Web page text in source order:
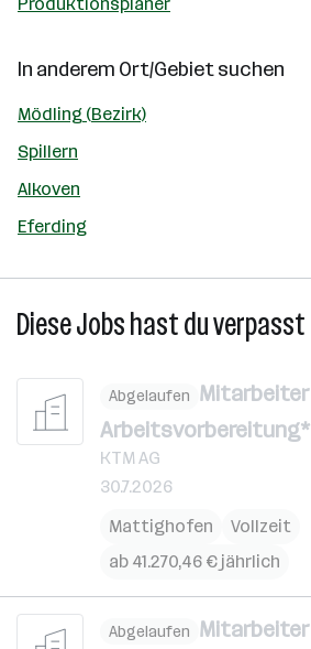
In anderem Ort/Gebiet suchen
Mödling (Bezirk)
Spillern
Alkoven
Eferding
Diese Jobs hast du verpasst
Abgelaufen Mitarbeiter
Arbeitsvorbereitung*
KTM AG
30.7.2026
Mattighofen
Vollzeit
ab 41.270,46 € jährlich
Abgelaufen Mitarbeiter